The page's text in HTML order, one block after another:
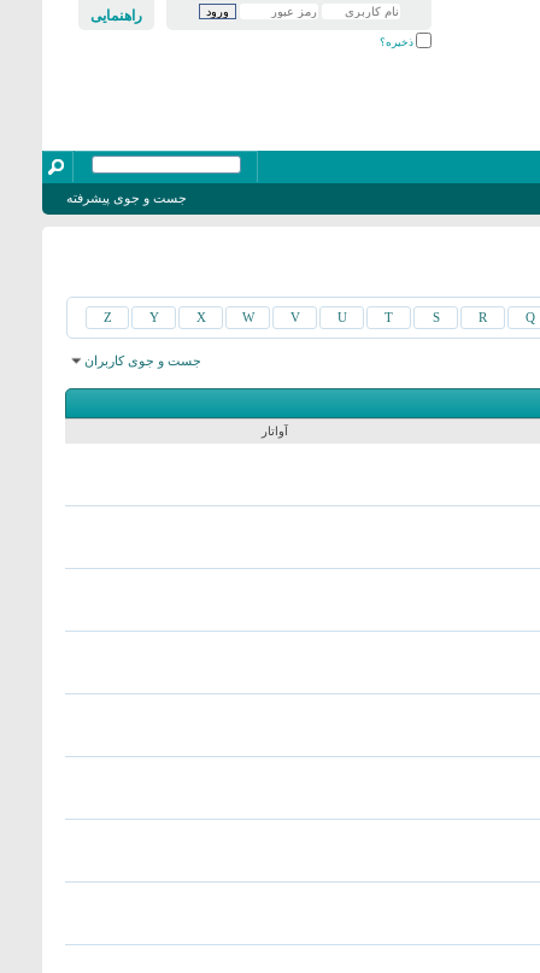
راهنمایی
ذخیره؟
جست و جوی پیشرفته
Q
R
S
T
U
V
W
X
Y
Z
جست و جوی کاربران
آواتار